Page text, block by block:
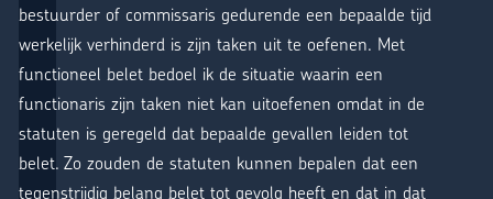
bestuurder of commissaris gedurende een bepaalde tijd
werkelijk verhinderd is zijn taken uit te oefenen. Met
functioneel belet bedoel ik de situatie waarin een
functionaris zijn taken niet kan uitoefenen omdat in de
statuten is geregeld dat bepaalde gevallen leiden tot
belet. Zo zouden de statuten kunnen bepalen dat een
tegenstrijdig belang belet tot gevolg heeft en dat in dat